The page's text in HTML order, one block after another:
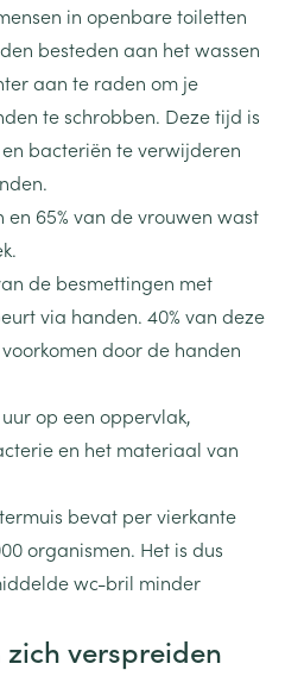
in openbare toiletten
besteden aan het wassen
aan te raden om je
te schrobben. Deze tijd is
bacteriën te verwijderen
en 65% van de vrouwen wast
de besmettingen met
via handen. 40% van deze
door de handen
op een oppervlak,
en het materiaal van
bevat per vierkante
organismen. Het is dus
wc-bril minder
verspreiden